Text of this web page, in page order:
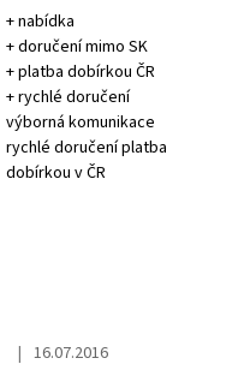
+ nabídka
+ doručení mimo SK
+ platba dobírkou ČR
+ rychlé doručení
výborná komunikace
rychlé doručení platba
dobírkou v ČR
The store rating is 5 out of 5 stars.
| 16.07.2016